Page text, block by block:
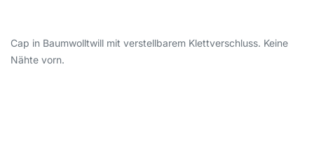
Cap in Baumwolltwill mit verstellbarem Klettverschluss. Keine
Nähte vorn.